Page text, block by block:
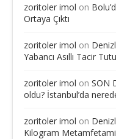
zoritoler imol on
Ortaya Çıktı
zoritoler imol on
Yabancı Asıllı Tacir
zoritoler imol on SON
oldu? İstanbul’da
zoritoler imol on
Kilogram